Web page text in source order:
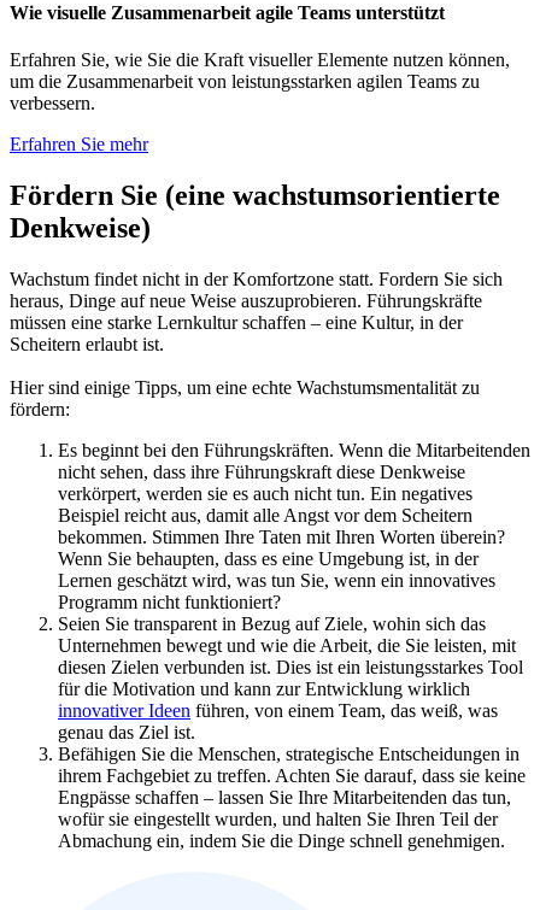
Wie visuelle Zusammenarbeit agile Teams unterstützt
Erfahren Sie, wie Sie die Kraft visueller Elemente nutzen können,
um die Zusammenarbeit von leistungsstarken agilen Teams zu
verbessern.
Erfahren Sie mehr
Fördern Sie (eine wachstumsorientierte
Denkweise)
Wachstum findet nicht in der Komfortzone statt. Fordern Sie sich
heraus, Dinge auf neue Weise auszuprobieren. Führungskräfte
müssen eine starke Lernkultur schaffen – eine Kultur, in der
Scheitern erlaubt ist.
Hier sind einige Tipps, um eine echte Wachstumsmentalität zu
fördern:
Es beginnt bei den Führungskräften. Wenn die Mitarbeitenden
nicht sehen, dass ihre Führungskraft diese Denkweise
verkörpert, werden sie es auch nicht tun. Ein negatives
Beispiel reicht aus, damit alle Angst vor dem Scheitern
bekommen. Stimmen Ihre Taten mit Ihren Worten überein?
Wenn Sie behaupten, dass es eine Umgebung ist, in der
Lernen geschätzt wird, was tun Sie, wenn ein innovatives
Programm nicht funktioniert?
Seien Sie transparent in Bezug auf Ziele, wohin sich das
Unternehmen bewegt und wie die Arbeit, die Sie leisten, mit
diesen Zielen verbunden ist. Dies ist ein leistungsstarkes Tool
für die Motivation und kann zur Entwicklung wirklich
innovativer Ideen führen, von einem Team, das weiß, was
genau das Ziel ist.
Befähigen Sie die Menschen, strategische Entscheidungen in
ihrem Fachgebiet zu treffen. Achten Sie darauf, dass sie keine
Engpässe schaffen – lassen Sie Ihre Mitarbeitenden das tun,
wofür sie eingestellt wurden, und halten Sie Ihren Teil der
Abmachung ein, indem Sie die Dinge schnell genehmigen.